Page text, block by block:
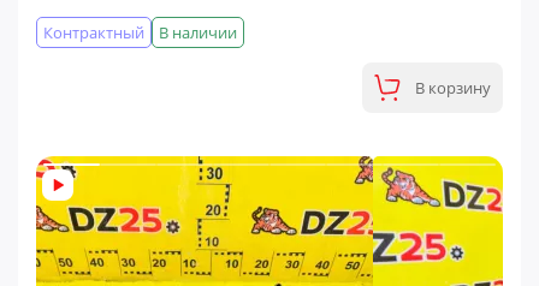
В наличии
Контрактный
В корзину